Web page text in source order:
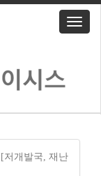
T
o
[저개발국, 재난